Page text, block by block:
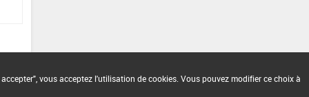
vous acceptez l'utilisation de cookies. Vous pouvez modifier ce choix à